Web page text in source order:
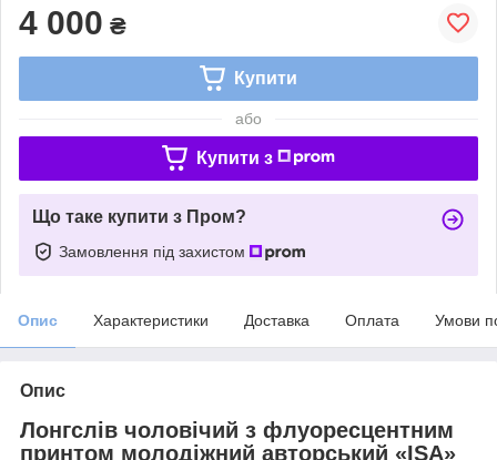
4 000 ₴
Купити
або
Купити з
Що таке купити з Пром?
Замовлення під захистом
Опис Характеристики Доставка Оплата Умови
Опис
Лонгслів чоловічий з флуоресцентним
принтом молодіжний авторський «ISA»